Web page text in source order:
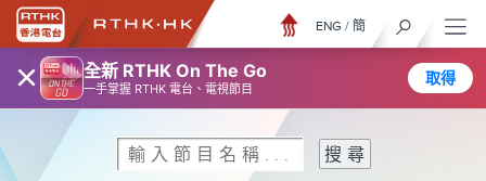
× 全新 RTHK On The Go
一手掌握 RTHK 電台、電視節目
取得
ENG / 簡